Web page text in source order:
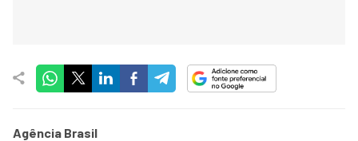
Agência Brasil